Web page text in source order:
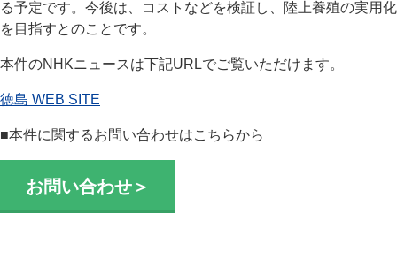
る予定です。今後は、コストなどを検証し、陸上養殖の実用化
を目指すとのことです。
本件のNHKニュースは下記URLでご覧いただけます。
徳島 WEB SITE
■本件に関するお問い合わせはこちらから
お問い合わせ＞